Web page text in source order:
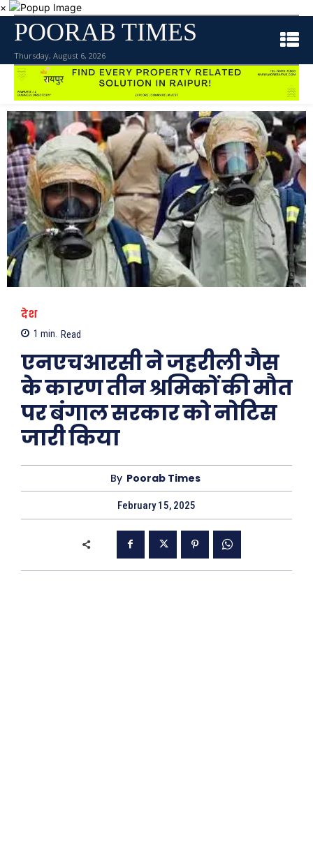
×
POORAB TIMES
Thursday, August 6, 2026
देश
1 min. Read
एनएचआरसी ने जहरीली गैस
के कारण तीन श्रमिकों की मौत
पर बंगाल सरकार को नोटिस
जारी किया
By Poorab Times
February 15, 2025